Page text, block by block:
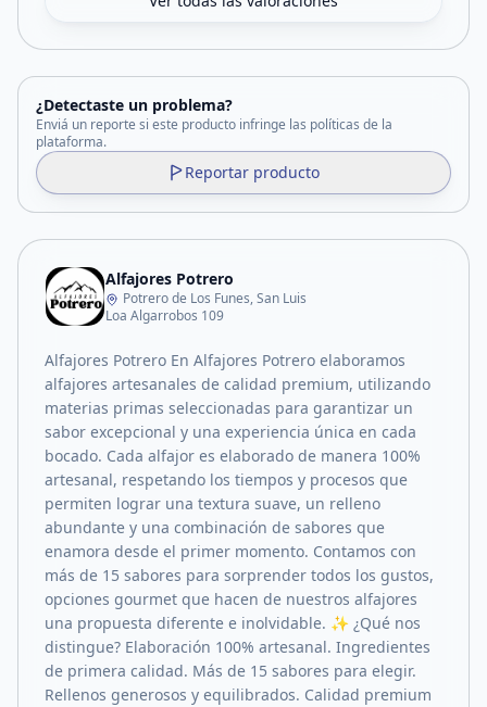
¿Detectaste un problema?
Enviá un reporte si este producto infringe las políticas de la
plataforma.
Reportar producto
Alfajores Potrero
Potrero de Los Funes, San Luis
Loa Algarrobos 109
Alfajores Potrero En Alfajores Potrero elaboramos
alfajores artesanales de calidad premium, utilizando
materias primas seleccionadas para garantizar un
sabor excepcional y una experiencia única en cada
bocado. Cada alfajor es elaborado de manera 100%
artesanal, respetando los tiempos y procesos que
permiten lograr una textura suave, un relleno
abundante y una combinación de sabores que
enamora desde el primer momento. Contamos con
más de 15 sabores para sorprender todos los gustos,
opciones gourmet que hacen de nuestros alfajores
una propuesta diferente e inolvidable. ✨ ¿Qué nos
distingue? Elaboración 100% artesanal. Ingredientes
de primera calidad. Más de 15 sabores para elegir.
Rellenos generosos y equilibrados. Calidad premium